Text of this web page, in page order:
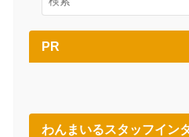
PR
わんまいるスタッフイン